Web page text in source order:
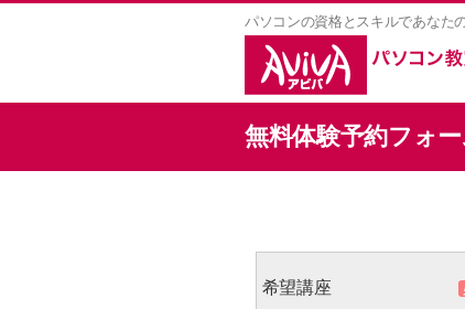
パソコンの資格とスキルであなた
無料体験予約フォ
希望講座